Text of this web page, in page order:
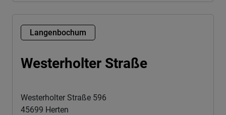
Langenbochum
Westerholter Straße
Westerholter Straße 596
45699 Herten